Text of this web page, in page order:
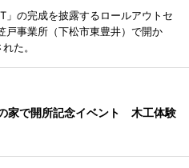
」の完成を披露するロールアウトセ
戸事業所（下松市東豊井）で開か
た。
家で開所記念イベント 木工体験